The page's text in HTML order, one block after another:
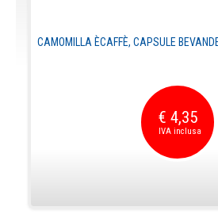
CAMOMILLA ÈCAFFÈ, CAPSULE
€ 4,35